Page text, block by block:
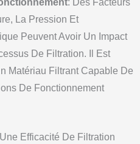
: Des Facteurs
La Pression Et
Peuvent Avoir Un Impact
De Filtration. Il Est
Matériau Filtrant Capable De
De Fonctionnement
Efficacité De Filtration